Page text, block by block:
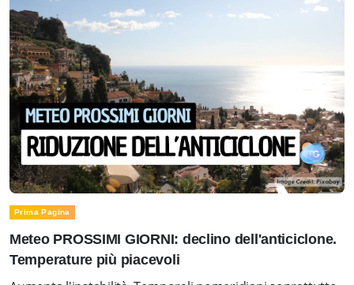
Prima Pagina
Meteo PROSSIMI GIORNI: declino dell'anticiclone.
Temperature più piacevoli